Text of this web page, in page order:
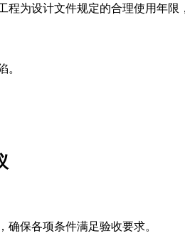
程为设计文件规定的合理使用年限
。
确保各项条件满足验收要求。